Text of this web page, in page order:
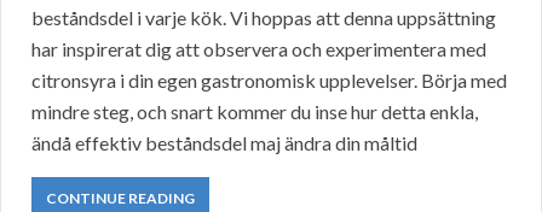
beståndsdel i varje kök. Vi hoppas att denna uppsättning
har inspirerat dig att observera och experimentera med
citronsyra i din egen gastronomisk upplevelser. Börja med
mindre steg, och snart kommer du inse hur detta enkla,
ändå effektiv beståndsdel maj ändra din måltid
CONTINUE READING